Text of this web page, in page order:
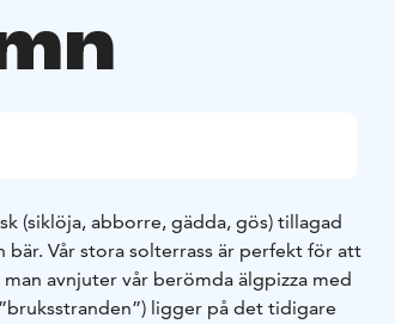
(siklöja, abborre, gädda, gös) tillagad
bär. Vår stora solterrass är perfekt för att
avnjuter vår berömda älgpizza med
ligger på det tidigare